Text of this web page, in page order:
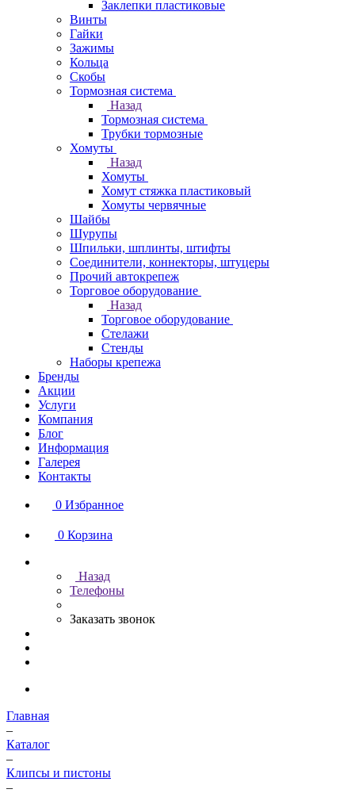
Заклепки пластиковые
Винты
Гайки
Зажимы
Кольца
Скобы
Тормозная система
Назад
Тормозная система
Трубки тормозные
Хомуты
Назад
Хомуты
Хомут стяжка пластиковый
Хомуты червячные
Шайбы
Шурупы
Шпильки, шплинты, штифты
Соединители, коннекторы, штуцеры
Прочий автокрепеж
Торговое оборудование
Назад
Торговое оборудование
Стелажи
Стенды
Наборы крепежа
Бренды
Акции
Услуги
Компания
Блог
Информация
Галерея
Контакты
0 Избранное
0 Корзина
Назад
Телефоны
Заказать звонок
Главная
–
Каталог
–
Клипсы и пистоны
–